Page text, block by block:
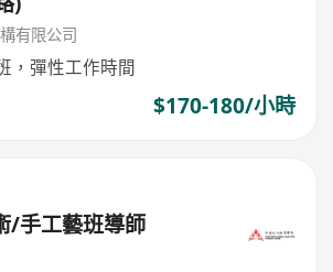
有限公司
，彈性工作時間
$170-180/小時
/手工藝班導師